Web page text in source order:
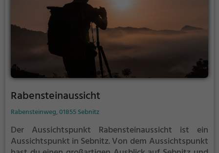
Rabensteinaussicht
Rabensteinweg, 01855 Sebnitz
Der Aussichtspunkt Rabensteinaussicht ist ein
Aussichtspunkt in Sebnitz.Von dem Aussichtspunkt